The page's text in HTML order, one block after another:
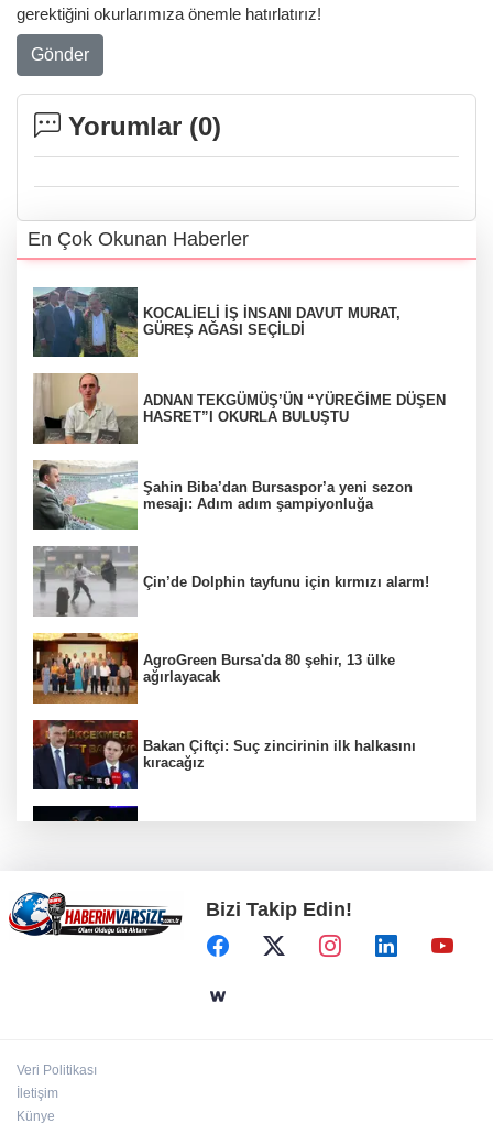
gerektiğini okurlarımıza önemle hatırlatırız!
Gönder
Yorumlar (0)
En Çok Okunan Haberler
KOCALİELİ İŞ İNSANI DAVUT MURAT,
GÜREŞ AĞASI SEÇİLDİ
ADNAN TEKGÜMÜŞ’ÜN “YÜREĞİME DÜŞEN
HASRET”I OKURLA BULUŞTU
Şahin Biba’dan Bursaspor’a yeni sezon
mesajı: Adım adım şampiyonluğa
Çin’de Dolphin tayfunu için kırmızı alarm!
AgroGreen Bursa'da 80 şehir, 13 ülke
ağırlayacak
Bakan Çiftçi: Suç zincirinin ilk halkasını
kıracağız
Gaziantep’te Dülük Baba Zaviyesi ve Türbesi
asıl yerinde yeniden inşa edilecek
Sakarya'da ‘Ortaköy Barajı’ için çalışmalar
Bizi Takip Edin!
Veri Politikası
İletişim
Künye